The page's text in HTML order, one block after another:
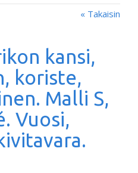
« Takaisin
kansi,
koriste,
Malli S,
Vuosi,